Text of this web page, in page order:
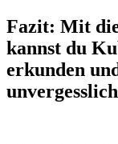
Fazit: Mit
kannst du
erkunden